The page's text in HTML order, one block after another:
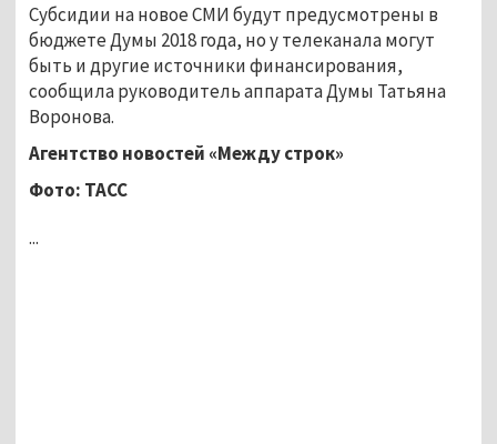
Субсидии на новое СМИ будут предусмотрены в
бюджете Думы 2018 года, но у телеканала могут
быть и другие источники финансирования,
сообщила руководитель аппарата Думы Татьяна
Воронова.
Агентство новостей «Между строк»
Фото: ТАСС
...